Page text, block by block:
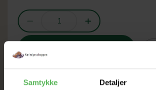
Samtykke Detaljer